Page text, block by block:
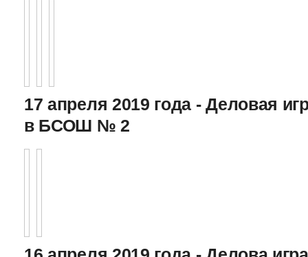
17 апреля 2019 года - Деловая
в БСОШ № 2